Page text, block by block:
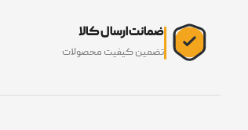
ضمانت ارسال کالا
تضمین کیفیت محصولات